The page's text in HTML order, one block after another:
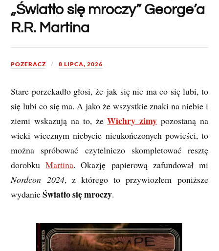
„Światło się mroczy” George’a
R.R. Martina
POZERACZ 8 LIPCA, 2026
Stare porzekadło głosi, żejak się nie ma co się lubi, to
się lubi co się ma. A jako że wszystkie znaki na niebie i
ziemi wskazują na to, żeWichry zimy pozostaną na
wieki wiecznym niebycie nieukończonych powieści, to
można spróbować czytelniczo skompletować resztę
dorobkuMartina. Okazję papierową zafundował mi
Nordcon 2024, z którego to przywiozłem poniższe
wydanieŚwiatło się mroczy.